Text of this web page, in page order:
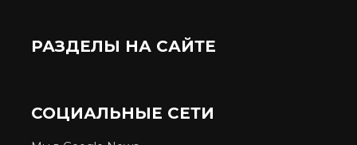
РАЗДЕЛЫ НА САЙТЕ
СОЦИАЛЬНЫЕ СЕТИ